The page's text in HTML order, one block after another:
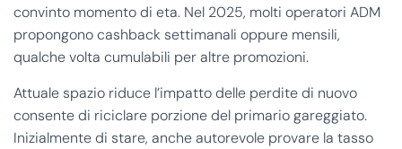
convinto momento di eta. Nel 2025, molti operatori ADM
propongono cashback settimanali oppure mensili,
qualche volta cumulabili per altre promozioni.
Attuale spazio riduce l’impatto delle perdite di nuovo
consente di riciclare porzione del primario gareggiato.
Inizialmente di stare, anche autorevole provare la tasso